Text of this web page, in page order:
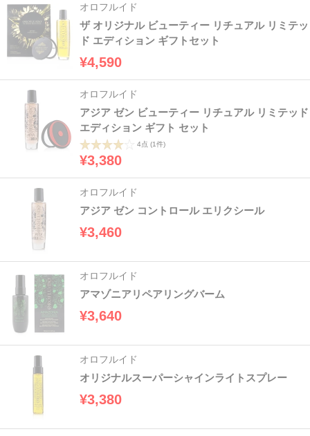
オロフルイド
ザ オリジナル ビューティー リチュアル リミテッ
ド エディション ギフトセット
¥4,590
オロフルイド
アジア ゼン ビューティー リチュアル リミテッド
エディション ギフト セット
4点 (1件)
¥3,380
オロフルイド
アジア ゼン コントロール エリクシール
¥3,460
オロフルイド
アマゾニアリペアリングバーム
¥3,640
オロフルイド
オリジナルスーパーシャインライトスプレー
¥3,380